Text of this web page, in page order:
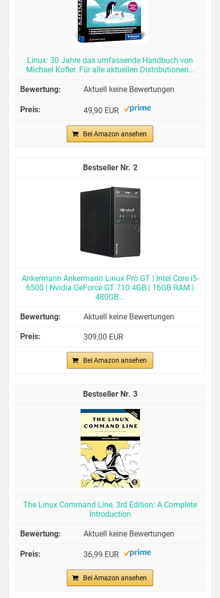
Linux: 30 Jahre das umfassende Handbuch von
Michael Kofler. Für alle aktuellen Distributionen...
Aktuell keine Bewertungen
49,90 EUR
Bei Amazon ansehen
2
Ankermann Ankermann Linux Pro GT | Intel Core i5-
6500 | Nvidia GeForce GT 710 4GB | 16GB RAM |
480GB...
Aktuell keine Bewertungen
309,00 EUR
Bei Amazon ansehen
3
The Linux Command Line, 3rd Edition: A Complete
Introduction
Aktuell keine Bewertungen
36,99 EUR
Bei Amazon ansehen